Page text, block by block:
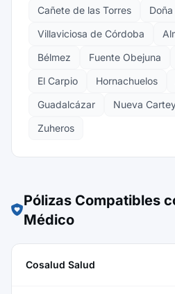
Cañete de las Torres
Villaviciosa de Córdoba
Bélmez
Fuente Obejuna
El Carpio
Hornachuelos
Guadalcázar
Nueva
Zuheros
Pólizas Compatibles
Médico
Cosalud Salud